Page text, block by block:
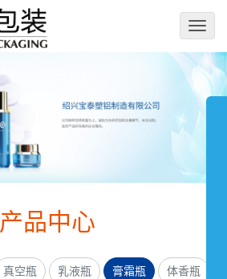
切
导
产品中心
真空瓶 乳液瓶 膏霜瓶 体香瓶